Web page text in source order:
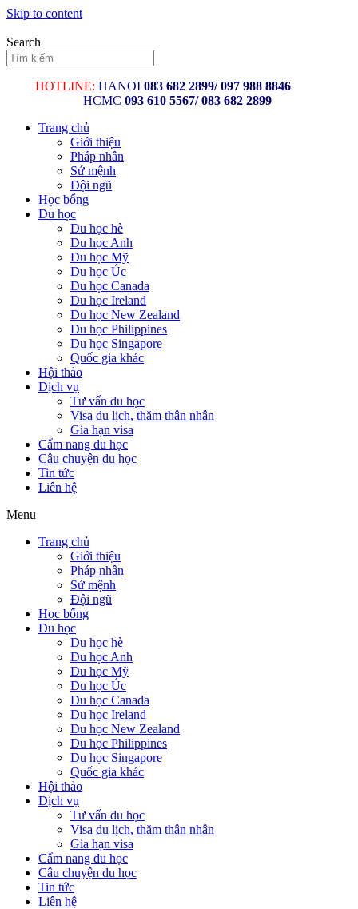
Skip to content
Search
HOTLINE: HANOI 083 682 2899/097 988 8846
HCMC 093 610 5567/ 083 682 2899
Trang chủ
Giới thiệu
Pháp nhân
Sứ mệnh
Đội ngũ
Học bổng
Du học
Du học hè
Du học Anh
Du học Mỹ
Du học Úc
Du học Canada
Du học Ireland
Du học New Zealand
Du học Philippines
Du học Singapore
Quốc gia khác
Hội thảo
Dịch vụ
Tư vấn du học
Visa du lịch, thăm thân nhân
Gia hạn visa
Cẩm nang du học
Câu chuyện du học
Tin tức
Liên hệ
Menu
Trang chủ
Giới thiệu
Pháp nhân
Sứ mệnh
Đội ngũ
Học bổng
Du học
Du học hè
Du học Anh
Du học Mỹ
Du học Úc
Du học Canada
Du học Ireland
Du học New Zealand
Du học Philippines
Du học Singapore
Quốc gia khác
Hội thảo
Dịch vụ
Tư vấn du học
Visa du lịch, thăm thân nhân
Gia hạn visa
Cẩm nang du học
Câu chuyện du học
Tin tức
Liên hệ